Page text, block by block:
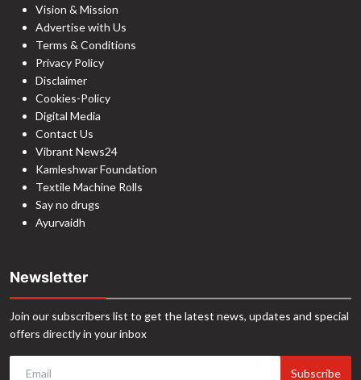
Vision & Mission
Advertise with Us
Terms & Conditions
Privacy Policy
Disclaimer
Cookies-Policy
Digital Media
Contact Us
Vibrant News24
Kamleshwar Foundation
Textile Machine Rolls
Say no drugs
Ayurvaidh
Newsletter
Join our subscribers list to get the latest news, updates and special
offers directly in your inbox
Subscribe